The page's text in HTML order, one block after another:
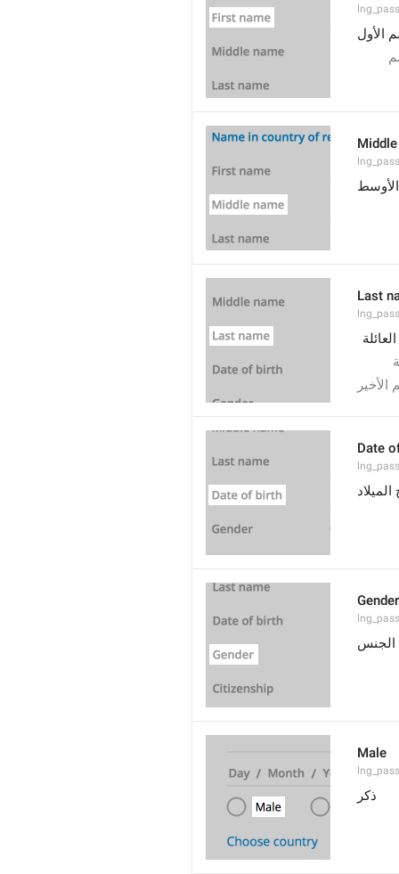
اﻷول
Last
الأخير
Date
الميلاد
Gender
الجنس
Male
ذكر